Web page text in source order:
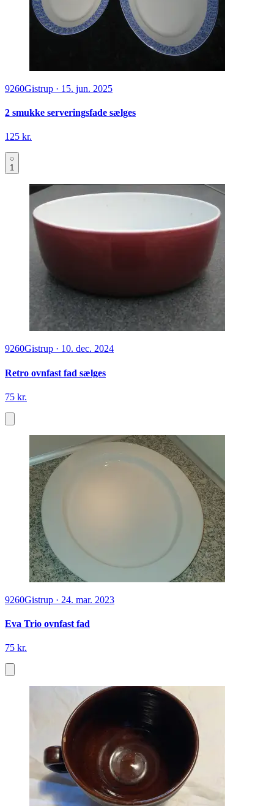
9260Gistrup · 15. jun. 2025
2 smukke serveringsfade sælges
125 kr.
1
9260Gistrup · 10. dec. 2024
Retro ovnfast fad sælges
75 kr.
9260Gistrup · 24. mar. 2023
Eva Trio ovnfast fad
75 kr.